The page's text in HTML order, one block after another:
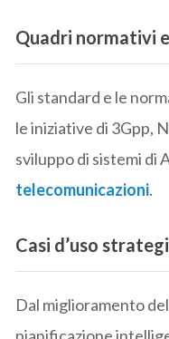
Quadri normativi
Gli standard e le
le iniziative di 3Gpp,
sviluppo di sistemi di
telecomunicazioni.
Casi d’uso
Dal miglioramento